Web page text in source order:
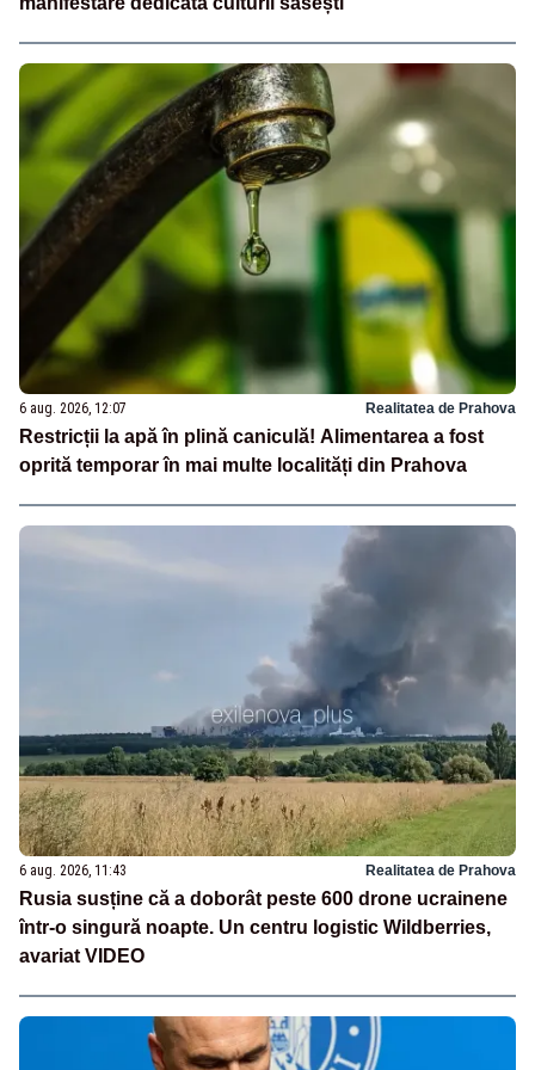
6 aug. 2026, 12:07 Realitatea de Prahova
Restricții la apă în plină caniculă! Alimentarea a fost
oprită temporar în mai multe localități din Prahova
6 aug. 2026, 11:43 Realitatea de Prahova
Rusia susține că a doborât peste 600 drone ucrainene
într-o singură noapte. Un centru logistic Wildberries,
avariat VIDEO